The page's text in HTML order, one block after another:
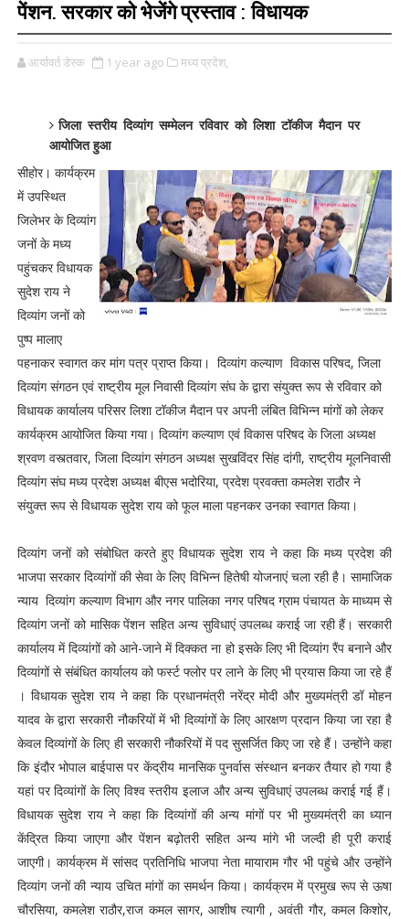
पेंशन. सरकार को भेजेंगे प्रस्ताव : विधायक
आर्यावर्त डेस्क 1 year ago मध्य प्रदेश,
जिला स्तरीय दिव्यांग सम्मेलन रविवार को लिशा टॉकीज मैदान पर
आयोजित हुआ
सीहोर। कार्यक्रम
में उपस्थित
जिलेभर के दिव्यांग
जनों के मध्य
पहुंचकर विधायक
सुदेश राय ने
दिव्यांग जनों को
पुष्प मालाए
पहनाकर स्वागत कर मांग पत्र प्राप्त किया। दिव्यांग कल्याण विकास परिषद, जिला
दिव्यांग संगठन एवं राष्ट्रीय मूल निवासी दिव्यांग संघ के द्वारा संयुक्त रूप से रविवार को
विधायक कार्यालय परिसर लिशा टॉकीज मैदान पर अपनी लंबित विभिन्न मांगों को लेकर
कार्यक्रम आयोजित किया गया। दिव्यांग कल्याण एवं विकास परिषद के जिला अध्यक्ष
श्रवण वस्त्तवार, जिला दिव्यांग संगठन अध्यक्ष सुखविंदर सिंह दांगी, राष्ट्रीय मूलनिवासी
दिव्यांग संघ मध्य प्रदेश अध्यक्ष बीएस भदोरिया, प्रदेश प्रवक्ता कमलेश राठौर ने
संयुक्त रूप से विधायक सुदेश राय को फूल माला पहनकर उनका स्वागत किया।
दिव्यांग जनों को संबोधित करते हुए विधायक सुदेश राय ने कहा कि मध्य प्रदेश की
भाजपा सरकार दिव्यांगों की सेवा के लिए विभिन्न हितेषी योजनाएं चला रही है। सामाजिक
न्याय दिव्यांग कल्याण विभाग और नगर पालिका नगर परिषद ग्राम पंचायत के माध्यम से
दिव्यांग जनों को मासिक पेंशन सहित अन्य सुविधाएं उपलब्ध कराई जा रही हैं। सरकारी
कार्यालय में दिव्यांगों को आने-जाने में दिक्कत ना हो इसके लिए भी दिव्यांग रैंप बनाने और
दिव्यांगों से संबंधित कार्यालय को फर्स्ट फ्लोर पर लाने के लिए भी प्रयास किया जा रहे हैं
। विधायक सुदेश राय ने कहा कि प्रधानमंत्री नरेंद्र मोदी और मुख्यमंत्री डॉ मोहन
यादव के द्वारा सरकारी नौकरियों में भी दिव्यांगों के लिए आरक्षण प्रदान किया जा रहा है
केवल दिव्यांगों के लिए ही सरकारी नौकरियों में पद सुसर्जित किए जा रहे हैं। उन्होंने कहा
कि इंदौर भोपाल बाईपास पर केंद्रीय मानसिक पुनर्वास संस्थान बनकर तैयार हो गया है
यहां पर दिव्यांगों के लिए विश्व स्तरीय इलाज और अन्य सुविधाएं उपलब्ध कराई गई हैं।
विधायक सुदेश राय ने कहा कि दिव्यांगों की अन्य मांगों पर भी मुख्यमंत्री का ध्यान
केंद्रित किया जाएगा और पेंशन बढ़ोतरी सहित अन्य मांगे भी जल्दी ही पूरी कराई
जाएगी। कार्यक्रम में सांसद प्रतिनिधि भाजपा नेता मायाराम गौर भी पहुंचे और उन्होंने
दिव्यांग जनों की न्याय उचित मांगों का समर्थन किया। कार्यक्रम में प्रमुख रूप से ऊषा
चौरसिया, कमलेश राठौर,राज कमल सागर, आशीष त्यागी , अवंती गौर, कमल किशोर,